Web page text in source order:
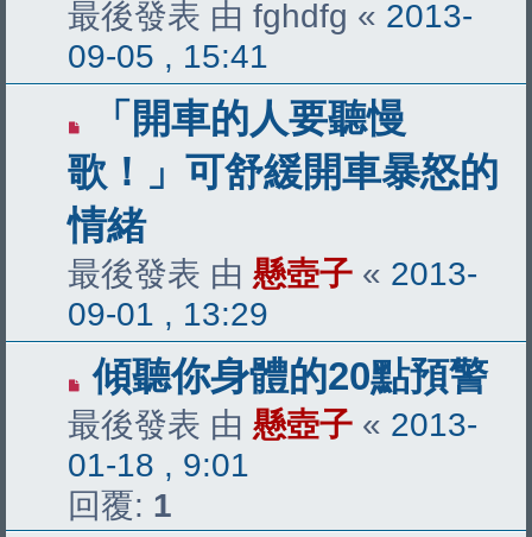
最後發表 由 fghdfg « 2013-
09-05 , 15:41
「開車的人要聽慢
歌！」可舒緩開車暴怒的
情緒
最後發表 由 懸壺子 « 2013-
09-01 , 13:29
傾聽你身體的20點預警
最後發表 由 懸壺子 « 2013-
01-18 , 9:01
回覆: 1